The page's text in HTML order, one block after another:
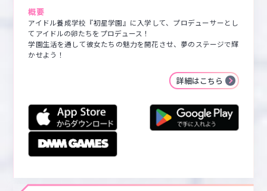
概要
アイドル養成学校『初星学園』に入学して、プロデューサーとし
てアイドルの卵たちをプロデュース！
学園生活を通して彼女たちの魅力を開花させ、夢のステージで輝
かせよう！
詳細はこちら